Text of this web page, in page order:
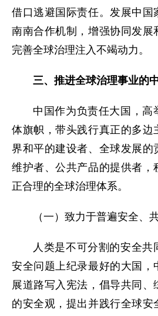
借口逃避国际责任。发展中国
南南合作机制，增强协同发展
完善全球治理注入不竭动力。
三、推进全球治理事业的
中国作为负责任大国，高
体旗帜，带头践行真正的多边
界和平的建设者、全球发展的
维护者、公共产品的提供者，
正合理的全球治理体系。
（一）致力于普遍安全、
人类是不可分割的安全
安全问题上纪录最好的大国，
展道路写入宪法，倡导共同
的安全观，提出并践行全球安